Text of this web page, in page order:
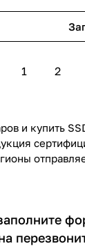
1 2
и купить